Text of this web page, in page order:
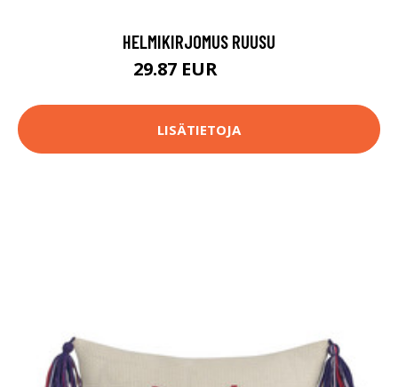
HELMIKIRJOMUS RUUSU
29.87 EUR
LISÄTIETOJA